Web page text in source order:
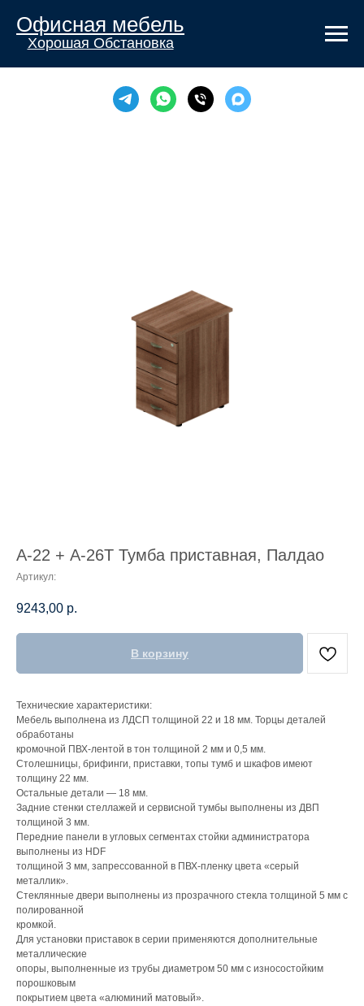
Офисная мебель
Хорошая Обстановка
А-22 + А-26Т Тумба приставная, Палдао
Артикул:
9243,00 р.
В корзину
Технические характеристики:
Мебель выполнена из ЛДСП толщиной 22 и 18 мм. Торцы деталей
обработаны
кромочной ПВХ-лентой в тон толщиной 2 мм и 0,5 мм.
Столешницы, брифинги, приставки, топы тумб и шкафов имеют
толщину 22 мм.
Остальные детали — 18 мм.
Задние стенки стеллажей и сервисной тумбы выполнены из ДВП
толщиной 3 мм.
Передние панели в угловых сегментах стойки администратора
выполнены из HDF
толщиной 3 мм, запрессованной в ПВХ-пленку цвета «серый
металлик».
Стеклянные двери выполнены из прозрачного стекла толщиной 5 мм с
полированной
кромкой.
Для установки приставок в серии применяются дополнительные
металлические
опоры, выполненные из трубы диаметром 50 мм с износостойким
порошковым
покрытием цвета «алюминий матовый».